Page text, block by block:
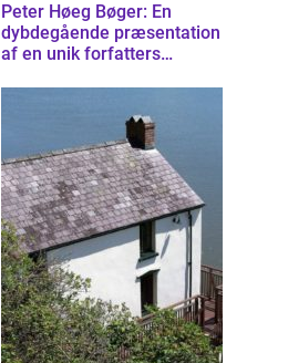
Peter Høeg Bøger: En
dybdegående præsentation
af en unik forfatters